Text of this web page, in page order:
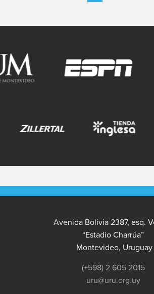
Avenida Bolivia 2387, esq.
“Estadio Charrúa”
Montevideo, Uruguay
(+598) 2 605 2015
uru@uru.org.uy